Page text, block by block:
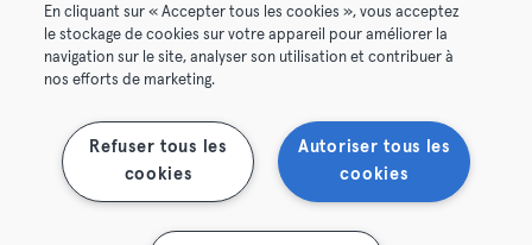
Conditions générales Politique de confidentialité
Mentions légales Résilier les contrats ici
Se rétracter ici
En cliquant sur « Accepter tous les cookies », vous acceptez
le stockage de cookies sur votre appareil pour améliorer la
navigation sur le site, analyser son utilisation et contribuer à
nos efforts de marketing.
Autoriser tous les
cookies
Refuser tous les
cookies